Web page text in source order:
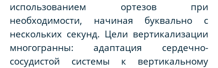
использованием ортезов при
необходимости, начиная буквально с
нескольких секунд. Цели вертикализации
многогранны: адаптация сердечно-
сосудистой системы к вертикальному